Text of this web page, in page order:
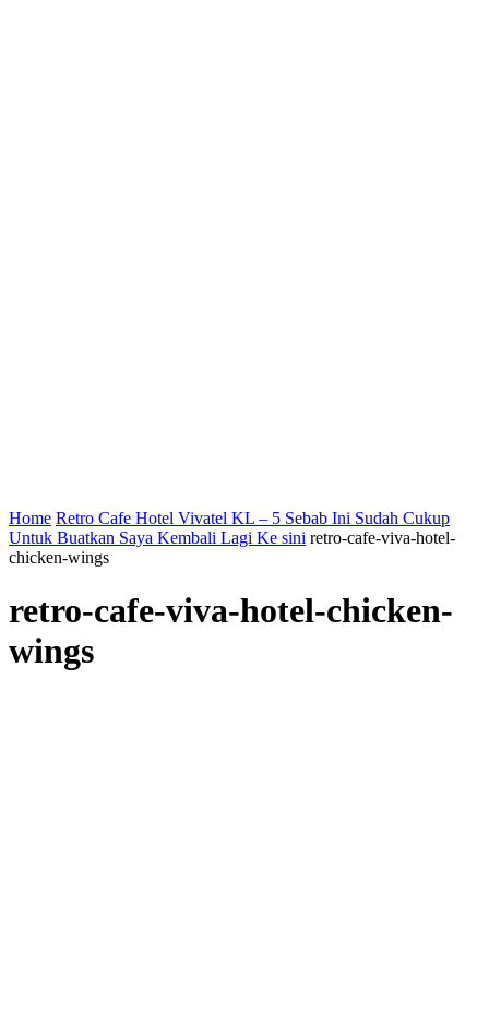
Home Retro Cafe Hotel Vivatel KL – 5 Sebab Ini Sudah Cukup
Untuk Buatkan Saya Kembali Lagi Ke sini retro-cafe-viva-hotel-
chicken-wings
retro-cafe-viva-hotel-chicken-
wings